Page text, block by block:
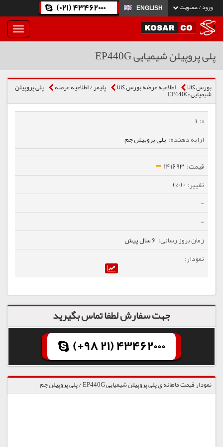
ورود / عضویت ENGLISH
(021) 43462000
بار
و
پلی پروپیلن شیمیایی EP440G
بورس کالا اطلاعیه عرضه بورس کالا پلیمر / اطلاعیه عرضه پلی پروپیلن
شیمیایی EP440G
1
پلی پروپیلن جم
141693
0 (0%)
-
-
6 سال پیش
جهت سفارش لطفا تماس بگیرید
(+98 21) 43462000
نمودار قیمت ماهانه ی پلی پروپیلن شیمیایی EP440G / پلی پروپیلن جم